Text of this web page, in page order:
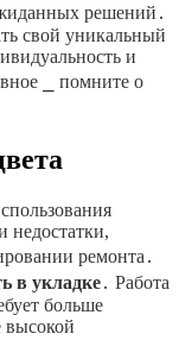
решений․
свой уникальный
и
⎯ помните о
недостатки,
ремонта․
в укладке․ Работа
больше
высокой